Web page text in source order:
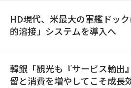
HD現代、米最大の軍艦ドッ
的溶接」システムを導入へ
韓銀「観光も『サービス輸
留と消費を増やしてこそ成長